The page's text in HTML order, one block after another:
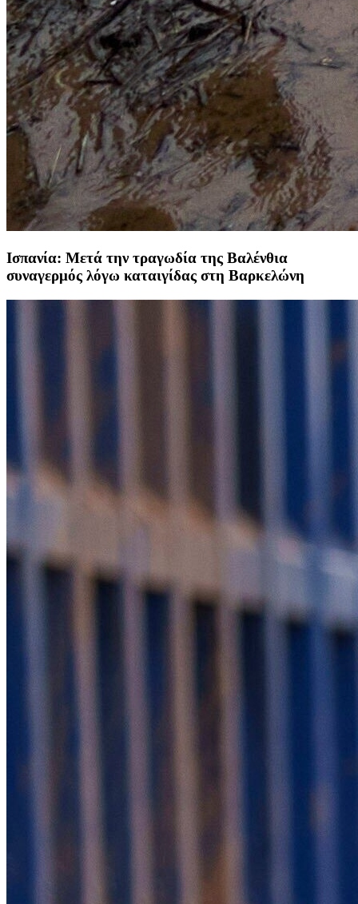
Ισπανία: Μετά την τραγωδία της Βαλένθια
συναγερμός λόγω καταιγίδας στη Βαρκελώνη